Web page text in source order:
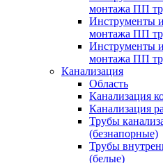
монтажа ПП
Инструменты
монтажа ПП
Инструменты
монтажа ПП
Канализация
Область
Канализация
Канализация
Трубы
(безнапорные)
Трубы
(белые)